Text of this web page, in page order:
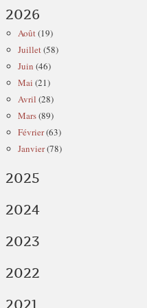
2026
Août(19)
Juillet(58)
Juin (46)
Mai (21)
Avril (28)
Mars(89)
Février(63)
Janvier(78)
2025
2024
2023
2022
2021